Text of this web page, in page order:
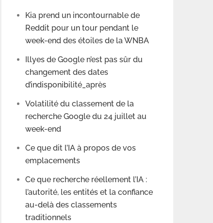
Kia prend un incontournable de
Reddit pour un tour pendant le
week-end des étoiles de la WNBA
Illyes de Google n’est pas sûr du
changement des dates
d’indisponibilité_après
Volatilité du classement de la
recherche Google du 24 juillet au
week-end
Ce que dit l’IA à propos de vos
emplacements
Ce que recherche réellement l’IA :
l’autorité, les entités et la confiance
au-delà des classements
traditionnels